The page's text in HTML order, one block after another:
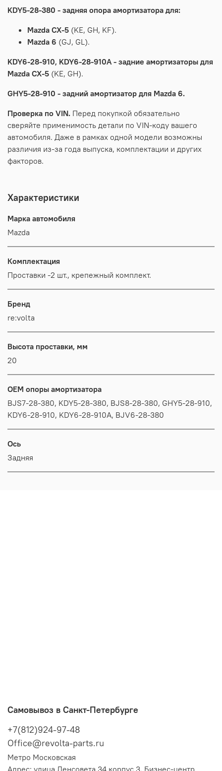
KDY5-28-380 - задняя опора амортизатора для:
Mazda CX-5 (KE, GH, KF).
Mazda 6 (GJ, GL).
KDY6-28-910, KDY6-28-910A - задние амортизаторы для
Mazda CX-5 (KE, GH).
GHY5-28-910 - задний амортизатор для Mazda 6.
Проверка по VIN. Перед покупкой обязательно
сверяйте применимость детали по VIN-коду вашего
автомобиля. Даже в рамках одной модели возможны
различия из-за года выпуска, комплектации и других
факторов.
Характеристики
Марка автомобиля
Mazda
Комплектация
Проставки -2 шт., крепежный комплект.
Бренд
re:volta
Высота проставки, мм
20
OEM опоры амортизатора
BJS7-28-380, KDY5-28-380, BJS8-28-380, GHY5-28-910,
KDY6-28-910, KDY6-28-910A, BJV6-28-380
Ось
Задняя
Самовывоз в Санкт-Петербурге
+7(812)924-97-48
Office@revolta-parts.ru
Метро Московская
Адрес: улица Ленсовета 34 корпус 3, Бизнес-центр